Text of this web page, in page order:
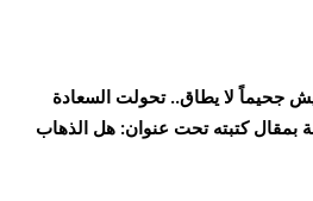
نعيش جحيماً لا يطاق.. تحولت السعادة
كتبته تحت عنوان: هل الذهاب